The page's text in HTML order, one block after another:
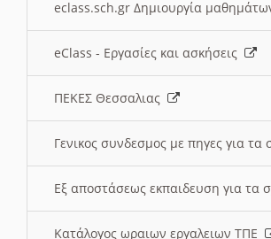
eclass.sch.gr Δημιουργία
eClass - Εργασίες και ασκήσεις
ΠΕΚΕΣ Θεσσαλιας
Γενικος συνδεσμος με πηγες για τα
Εξ αποστάσεως εκπαιδευση για τα
Κατάλογος ωραιων εργαλειων ΤΠΕ